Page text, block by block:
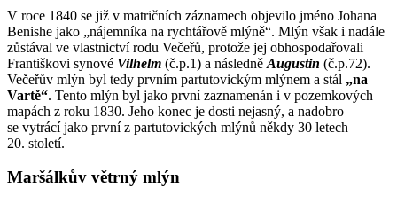
V roce 1840 se již v matričních záznamech objevilo jméno Johana
Benishe jako „nájemníka na rychtářově mlýně“. Mlýn však i nadále
zůstával ve vlastnictví rodu Večeřů, protože jej obhospodařovali
Františkovi synové Vilhelm (č.p.1) a následně Augustin (č.p.72).
Večeřův mlýn byl tedy prvním partutovickým mlýnem a stál „na
Vartě“. Tento mlýn byl jako první zaznamenán i v pozemkových
mapách z roku 1830. Jeho konec je dosti nejasný, a nadobro
se vytrácí jako první z partutovických mlýnů někdy 30 letech
20. století.
Maršálkův větrný mlýn